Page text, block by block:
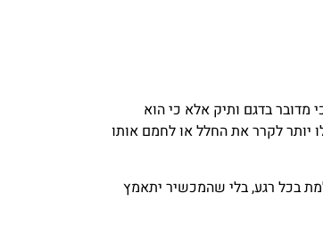
מדובר בדגם ותיק אלא כי הוא
יותר לקרר את החלל או לחמם אותו
בכל רגע, בלי שהמכשיר יתאמץ